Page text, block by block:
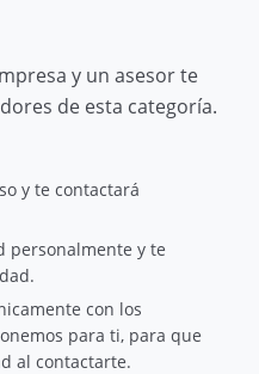
y un asesor te
de esta categoría.
y te contactará
personalmente y te
con los
para ti, para que
al contactarte.